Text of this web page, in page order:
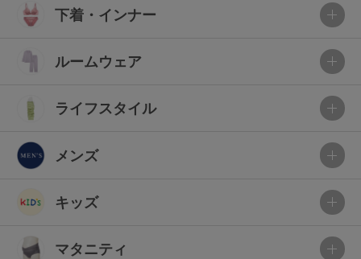
下着・インナー
ルームウェア
ライフスタイル
メンズ
キッズ
マタニティ